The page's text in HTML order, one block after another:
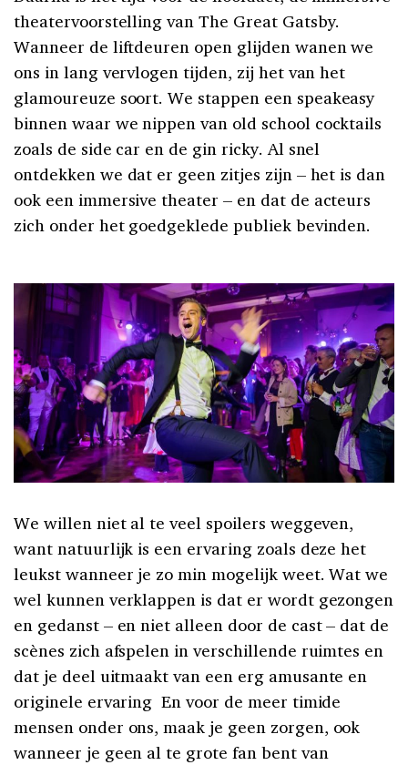
theatervoorstelling van The Great Gatsby.
Wanneer de liftdeuren open glijden wanen we
ons in lang vervlogen tijden, zij het van het
glamoureuze soort. We stappen een speakeasy
binnen waar we nippen van old school cocktails
zoals de side car en de gin ricky. Al snel
ontdekken we dat er geen zitjes zijn – het is dan
ook een immersive theater – en dat de acteurs
zich onder het goedgeklede publiek bevinden.
We willen niet al te veel spoilers weggeven,
want natuurlijk is een ervaring zoals deze het
leukst wanneer je zo min mogelijk weet. Wat we
wel kunnen verklappen is dat er wordt gezongen
en gedanst – en niet alleen door de cast – dat de
scènes zich afspelen in verschillende ruimtes en
dat je deel uitmaakt van een erg amusante en
originele ervaring En voor de meer timide
mensen onder ons, maak je geen zorgen, ook
wanneer je geen al te grote fan bent van